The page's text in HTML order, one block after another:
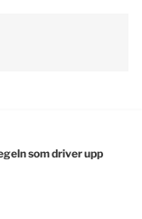
som driver upp